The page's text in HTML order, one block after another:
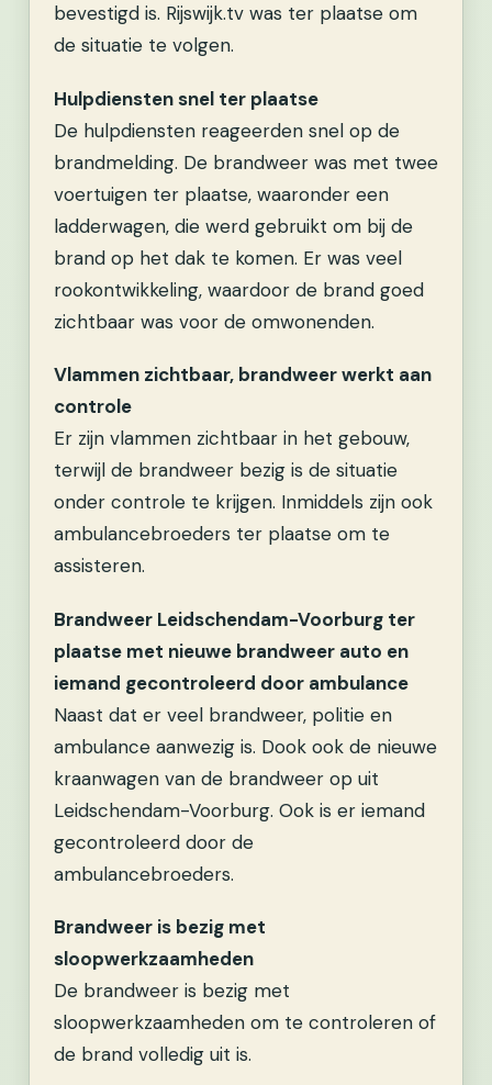
bevestigd is. Rijswijk.tv was ter plaatse om
de situatie te volgen.
Hulpdiensten snel ter plaatse
De hulpdiensten reageerden snel op de
brandmelding. De brandweer was met twee
voertuigen ter plaatse, waaronder een
ladderwagen, die werd gebruikt om bij de
brand op het dak te komen. Er was veel
rookontwikkeling, waardoor de brand goed
zichtbaar was voor de omwonenden.
Vlammen zichtbaar, brandweer werkt aan
controle
Er zijn vlammen zichtbaar in het gebouw,
terwijl de brandweer bezig is de situatie
onder controle te krijgen. Inmiddels zijn ook
ambulancebroeders ter plaatse om te
assisteren.
Brandweer Leidschendam-Voorburg ter
plaatse met nieuwe brandweer auto en
iemand gecontroleerd door ambulance
Naast dat er veel brandweer, politie en
ambulance aanwezig is. Dook ook de nieuwe
kraanwagen van de brandweer op uit
Leidschendam-Voorburg. Ook is er iemand
gecontroleerd door de
ambulancebroeders.
Brandweer is bezig met
sloopwerkzaamheden
De brandweer is bezig met
sloopwerkzaamheden om te controleren of
de brand volledig uit is.